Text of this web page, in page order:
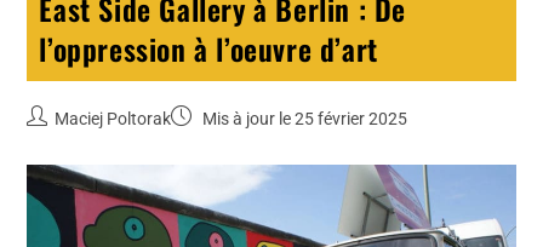
l’oppression à l’oeuvre d’art
Maciej Poltorak Mis à jour le 25 février 2025